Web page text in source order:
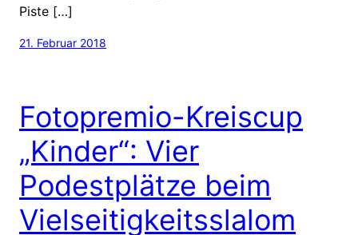
Piste […]
21. Februar 2018
Fotopremio-Kreiscup
„Kinder“: Vier
Podestplätze beim
Vielseitigkeitsslalom